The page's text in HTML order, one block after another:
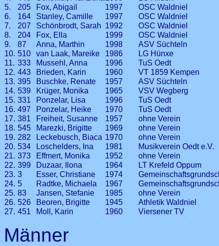
5.
205 Fox, Abigail 1997
OSC Waldniel
6.
164 Stanley, Camille 1997
OSC Waldniel
7.
207 Schönbrodt, Sarah 1992
OSC Waldniel
8.
204 Fox, Ella 1999
OSC Waldniel
9.
87 Anna, Marthin 1998
ASV Süchteln
10. 510 van Laak, Mareike 1986
LG Hünxe
11. 333 Mussehl, Anna 1996
TuS Oedt
12. 443 Brieden, Karin 1960
VT 1859 Kempen
13. 395 Buschke, Renate 1957
ASV Süchteln
14. 539 Krüger, Monika 1965
VSV Wegberg
15. 331 Ponzelar, Lisa 1996
TuS Oedt
16. 497 Ponzelar, Heike 1970
TuS Oedt
17. 381 Freiheit, Susanne 1957
ohne Verein
18. 545 Marezki, Brigitte 1969
ohne Verein
19. 282 Leckebusch, Biaca 1970
ohne Verein
20. 534 Loschelders, Ina 1981
Musikverein Oedt e.V.
21. 373 Effmert, Monika 1952
ohne Verein
22. 399 Duzaar, Ilona 1964
LT Krefeld Oppum
23. 3 Esser, Christiane 1974
24. 5 Radtke, Michaela 1967
25. 83 Jansen, Stefanie 1985
ohne Verein
26. 526 Beoren, Brigitte 1945
Athletik Waldniel
27. 451 Moll, Karin 1960 Viersener TV
Männer